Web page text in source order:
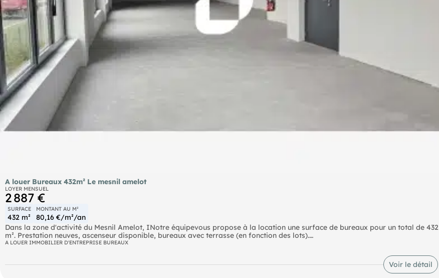
A louer Bureaux 432m² Le mesnil amelot
LOYER MENSUEL
2 887 €
SURFACE
432 m²
MONTANT AU M²
80,16 €/m²/an
Dans la zone d'activité du Mesnil Amelot, INotre équipevous propose à la location une surface de bureaux pour un total de 432
m². Prestation neuves, ascenseur disponible, bureaux avec terrasse (en fonction des lots).
Bus 2101 - 2102 - 2161 - 2162 à proximité SNCF Ligne K : Mitry -Claye et Thieux-Nantouillet Autoroute A1 - N104 - N2 à
A LOUER IMMOBILIER D'ENTREPRISE BUREAUX
Voir le détail